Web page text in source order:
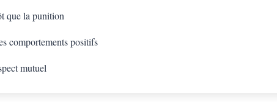
que la punition
comportements positifs
mutuel